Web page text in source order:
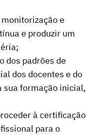
e
e produzir um
dos padrões de
dos docentes e do
sua formação inicial,
à certificação
para o